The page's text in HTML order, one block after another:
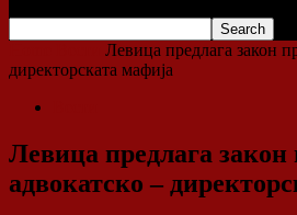
Левица предлага закон
директорската мафија
Левица предлага закон
адвокатско –